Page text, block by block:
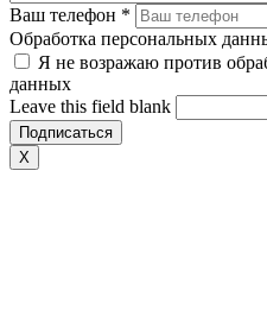
Ваш телефон *
Обработка персональных
Я не возражаю против
данных
Leave this field blank
X